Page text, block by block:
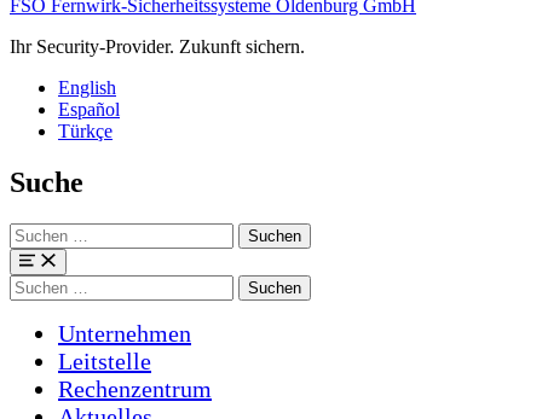
FSO Fernwirk-Sicherheitssysteme Oldenburg GmbH
Ihr Security-Provider. Zukunft sichern.
English
Español
Türkçe
Suche
Suchen
nach:
Menü
Suchen
nach:
Unternehmen
Leitstelle
Rechenzentrum